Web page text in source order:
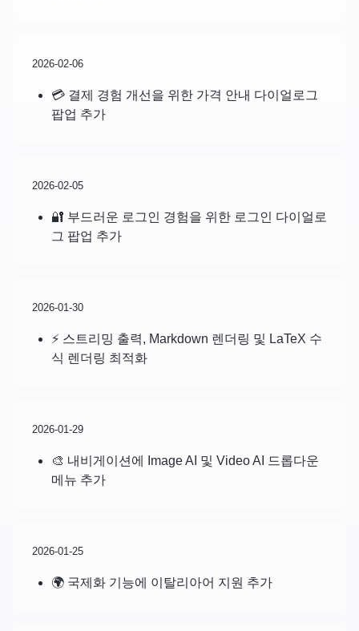
2026-02-06
💳 결제 경험 개선을 위한 가격 안내 다이얼로그
팝업 추가
2026-02-05
🔐 부드러운 로그인 경험을 위한 로그인 다이얼로
그 팝업 추가
2026-01-30
⚡ 스트리밍 출력, Markdown 렌더링 및 LaTeX 수
식 렌더링 최적화
2026-01-29
🎨 내비게이션에 Image AI 및 Video AI 드롭다운
메뉴 추가
2026-01-25
🌍 국제화 기능에 이탈리아어 지원 추가